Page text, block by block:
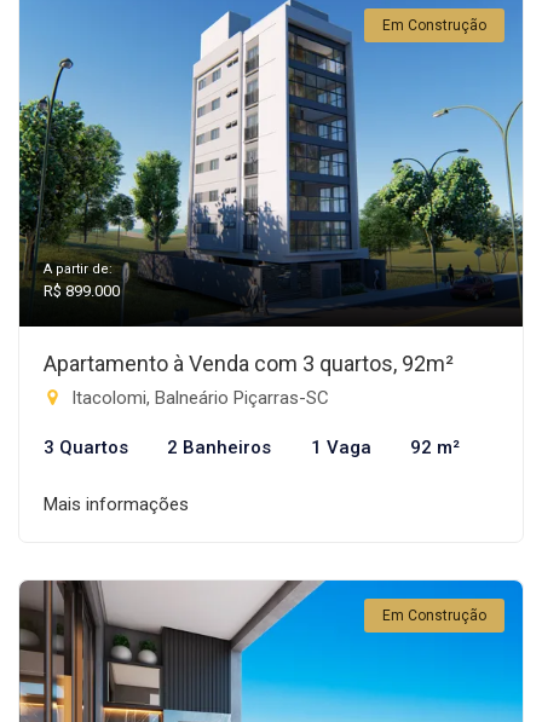
Em Construção
A partir de:
R$ 899.000
Apartamento à Venda com 3 quartos, 92m²
Itacolomi, Balneário Piçarras-SC
3 Quartos 2 Banheiros 1 Vaga 92 m²
Mais informações
Em Construção